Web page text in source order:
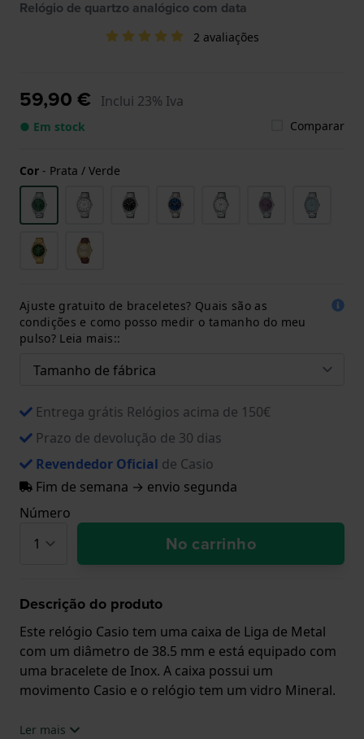
Relógio de quartzo analógico com data
2 avaliações
59,90 € Inclui 23% Iva
● Em stock Comparar
Cor - Prata / Verde
Ajuste gratuito de braceletes? Quais são as
condições e como posso medir o tamanho do meu
pulso? Leia mais::
Entrega grátis Relógios acima de 150€
Prazo de devolução de 30 dias
Revendedor Oficial de Casio
Fim de semana → envio segunda
Número
No carrinho
Descrição do produto
Este relógio Casio tem uma caixa de Liga de Metal
com um diâmetro de 38.5 mm e está equipado com
uma bracelete de Inox. A caixa possui um
movimento Casio e o relógio tem um vidro Mineral.
O relógio é estanque a 5ATM. Isto significa que o
Ler mais